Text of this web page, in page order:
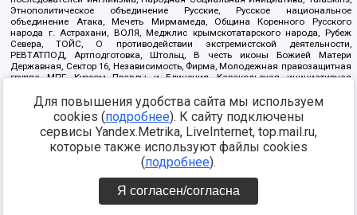
Этнополитическое объединение Русские, Русское национальное
объединение Атака, Мечеть Мирмамеда, Община Коренного Русского
народа г. Астрахани, ВОЛЯ, Меджлис крымскотатарского народа, Рубеж
Севера, ТОЙС, О противодействии экстремистской деятельности,
РЕВТАТПОД, Артподготовка, Штольц, В честь иконы Божией Матери
Державная, Сектор 16, Независимость, Фирма, Молодежная правозащитная
группа МПГ, Курсом Правды и Единения, Каракольская инициативная
Благотворительный пансионат Ак Умут, Русская республика Русь,
Арестантское уголовное единство, Башкорт, Нация и свобода, W.H.С., Фалунь
Дафа, Иртыш Ultras, Русский Патриотический клуб-Новокузнецк/РПК,
Сибирский державный союз, Фонд борьбы с коррупцией, Фонд защиты прав
граждан, Штабы Навального, Совет граждан СССР Прикубанского округа г.
Краснодара
https://minjust.gov.ru/ru/documents/7822/
Для повышения удобства сайта мы используем
cookies (подробнее). К сайту подключены
сервисы Yandex.Metrika, LiveInternet, top.mail.ru,
которые также используют файлы cookies
(подробнее).
Я согласен/согласна